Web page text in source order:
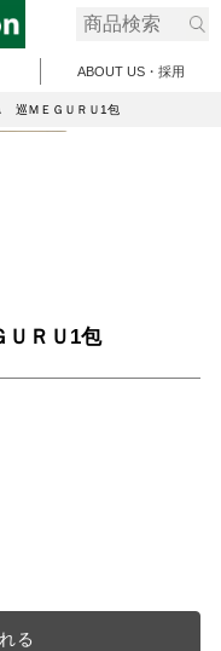
ABOUT US・採用
巡ＭＥＧＵＲＵ1包
ＲＵ1包
る